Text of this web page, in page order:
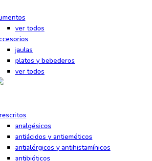
ver todos
jaulas
platos y bebederos
ver todos
analgésicos
antiácidos y antieméticos
antialérgicos y antihistamínicos
antibióticos